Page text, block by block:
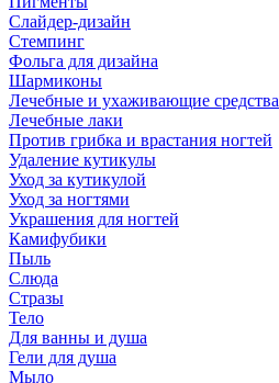
Слайдер-дизайн
Стемпинг
Фольга для дизайна
Шармиконы
Лечебные и ухаживающие средства
Лечебные лаки
Против грибка и врастания ногтей
Удаление кутикулы
Уход за кутикулой
Уход за ногтями
Украшения для ногтей
Камифубики
Пыль
Слюда
Стразы
Тело
Для ванны и душа
Гели для душа
Мыло